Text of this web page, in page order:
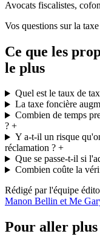
Avocats fiscalistes,
Vos questions sur la
Ce que les
le plus
Quel est le taux de
La taxe foncière
Combien de temps
? +
Y a-t-il un risque
réclamation ? +
Que se passe-t-il si
Combien coûte la
Rédigé par l'équipe
Manon Bellin et Me
Pour aller